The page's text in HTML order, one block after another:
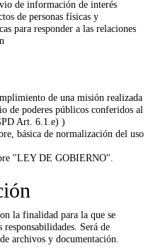
de información de interés
de personas físicas y
para responder a las relaciones
de una misión realizada
de poderes públicos conferidos al
Art. 6.1.e) )
básica de normalización del uso
"LEY DE GOBIERNO".
la finalidad para la que se
Será de
archivos y documentación.